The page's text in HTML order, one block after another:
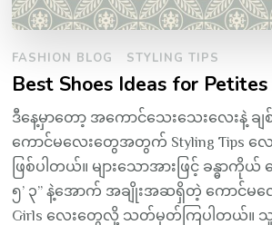
FASHION BLOG STYLING TIPS
Best Shoes Ideas for
ဒီနေ့မှာတော့ အကောင်သေးသေးလေးနဲ့ ချ
ကောင်မလေးတွေအတွက် Styling Tips လေး
ဖြစ်ပါတယ်။ များသောအားဖြင့် ခန္ဓာကို
၅’ ၃” နဲ့အောက် အချိုးအဆရှိတဲ့ ကောင်မလ
Girls လေးတွေလို့ သတ်မှတ်ကြပါတယ်။